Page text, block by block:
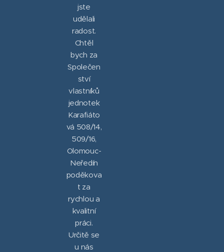
jste
udělali
radost.
Chtěl
bych za
Společen
ství
vlastníků
jednotek
Karafiáto
vá 508/14,
509/16,
Olomouc-
Neředín
poděkova
t za
rychlou a
kvalitní
práci.
Určitě se
u nás